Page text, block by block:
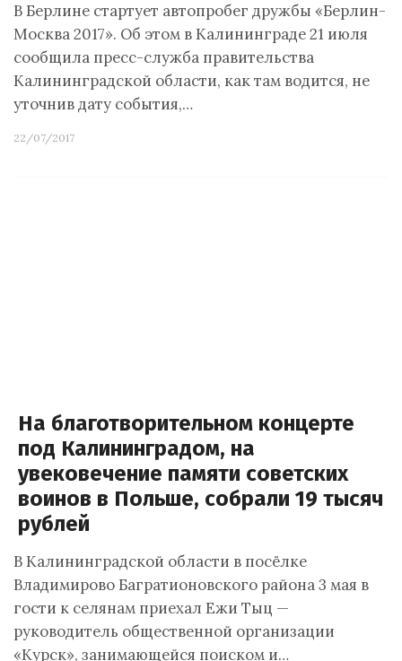
В Берлине стартует автопробег дружбы «Берлин-
Москва 2017». Об этом в Калининграде 21 июля
сообщила пресс-служба правительства
Калининградской области, как там водится, не
уточнив дату события,…
22/07/2017
На благотворительном концерте
под Калининградом, на
увековечение памяти советских
воинов в Польше, собрали 19 тысяч
рублей
В Калининградской области в посёлке
Владимирово Багратионовского района 3 мая в
гости к селянам приехал Ежи Тыц —
руководитель общественной организации
«Курск», занимающейся поиском и…